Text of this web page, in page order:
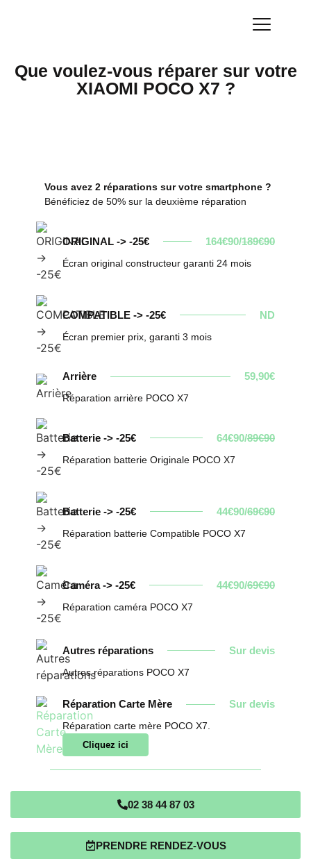
Que voulez-vous réparer sur votre
XIAOMI POCO X7 ?
Vous avez 2 réparations sur votre smartphone ?
Bénéficiez de 50% sur la deuxième réparation
ORIGINAL -> -25€ 164€90/189€90
Écran original constructeur garanti 24 mois
COMPATIBLE -> -25€ ND
Écran premier prix, garanti 3 mois
Arrière 59,90€
Réparation arrière POCO X7
Batterie -> -25€ 64€90/89€90
Réparation batterie Originale POCO X7
Batterie -> -25€ 44€90/69€90
Réparation batterie Compatible POCO X7
Caméra -> -25€ 44€90/69€90
Réparation caméra POCO X7
Autres réparations Sur devis
Autres réparations POCO X7
Réparation Carte Mère Sur devis
Réparation carte mère POCO X7.
Cliquez ici
02 38 44 87 03
PRENDRE RENDEZ-VOUS